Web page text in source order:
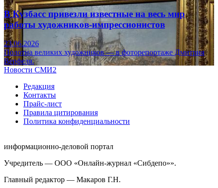
В Кузбасс привезли известные на весь мир
работы художников-импрессионистов
23.06.2026
Полотна великих художников — в фоторепортаже Дмитрия
Верфеля.
Новости СМИ2
Редакция
Контакты
Прайс-лист
Правила цитирования
Политика конфиденциальности
информационно-деловой портал
Учредитель — ООО «Онлайн-журнал «Сибдепо»».
Главный редактор — Макаров Г.Н.